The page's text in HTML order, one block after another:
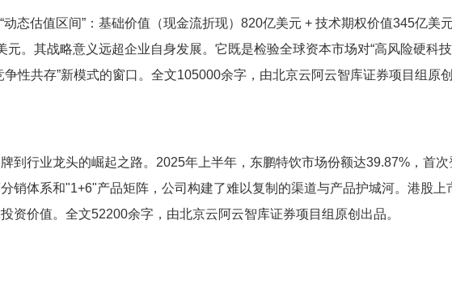
态估值区间”：基础价值（现金流折现）820亿美元 + 技术期权价值345亿美
。其战略意义远超企业自身发展。它既是检验全球资本市场对“高风险硬科
性共存”新模式的窗口。全文105000余字，由北京云阿云智库证券项目组原创
到行业龙头的崛起之路。2025年上半年，东鹏特饮市场份额达39.87%，首
销体系和"1+6"产品矩阵，公司构建了难以复制的渠道与产品护城河。港股上
资价值。全文52200余字，由北京云阿云智库证券项目组原创出品。